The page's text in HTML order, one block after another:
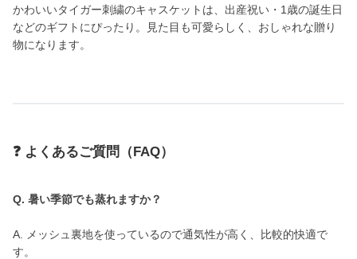
かわいいタイガー刺繍のキャスケットは、出産祝い・1歳の誕生日
などのギフトにぴったり。見た目も可愛らしく、おしゃれな贈り
物になります。
❓ よくあるご質問（FAQ）
Q. 暑い季節でも蒸れますか？
A. メッシュ裏地を使っているので通気性が高く、比較的快適で
す。